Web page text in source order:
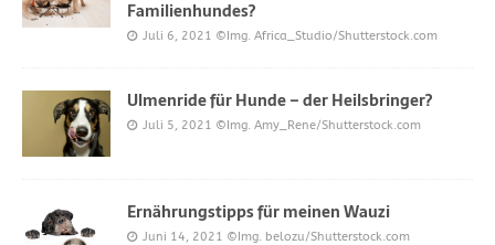
Familienhundes?
Juli 6, 2021 ©Img. Africa_Studio/Shutterstock.com
Ulmenride für Hunde – der Heilsbringer?
Juli 5, 2021 ©Img. Amy_Rene/Shutterstock.com
Ernährungstipps für meinen Wauzi
Juni 14, 2021 ©Img. belozu/Shutterstock.com